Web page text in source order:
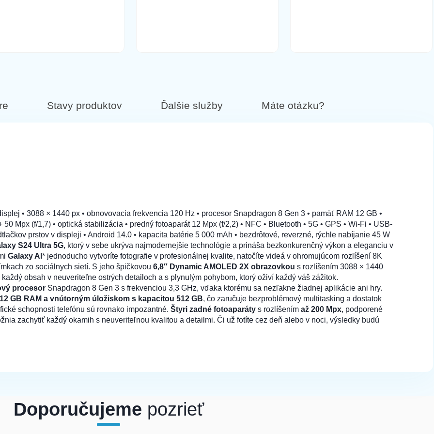
Ultra 5G Green
12,90 € Do košíka
Stavy produktov Ďalšie služby Máte otázku?
• 3088 × 1440 px • obnovovacia frekvencia 120 Hz • procesor Snapdragon 8 Gen 3 • pamäť RAM 12 GB •
Mpx (f/1,7) • optická stabilizácia • predný fotoaparát 12 Mpx (f/2,2) • NFC • Bluetooth • 5G • GPS • Wi-Fi • USB-
prstov v displeji • Android 14.0 • kapacita batérie 5 000 mAh • bezdrôtové, reverzné, rýchle nabíjanie 45 W
S24 Ultra 5G, ktorý v sebe ukrýva najmodernejšie technológie a prináša bezkonkurenčný výkon a eleganciu v
Galaxy AI* jednoducho vytvoríte fotografie v profesionálnej kvalite, natočíte videá v ohromujúcom rozlíšení 8K
zo sociálnych sietí. S jeho špičkovou6,8″ Dynamic AMOLED 2X obrazovkou s rozlíšením 3088 × 1440
obsah v neuveriteľne ostrých detailoch a s plynulým pohybom, ktorý oživí každý váš zážitok.
procesor Snapdragon 8 Gen 3 s frekvenciou 3,3 GHz, vďaka ktorému sa nezľakne žiadnej aplikácie ani hry.
12 GB RAM a vnútorným úložiskom s kapacitou 512 GB, čo zaručuje bezproblémový multitasking a dostatok
schopnosti telefónu sú rovnako impozantné.Štyri zadné fotoaparáty s rozlíšenímaž 200 Mpx, podporené
zachytiť každý okamih s neuveriteľnou kvalitou a detailmi. Či už fotíte cez deň alebo v noci, výsledky budú
Doporučujeme pozrieť